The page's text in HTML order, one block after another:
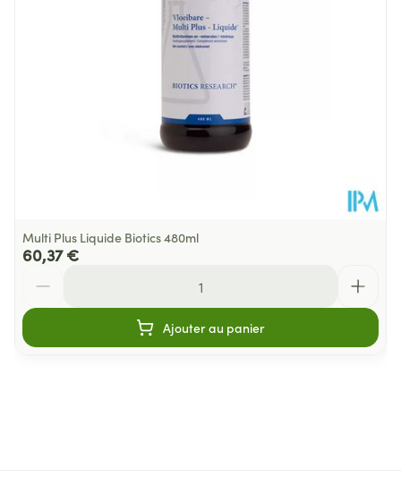
Multi Plus Liquide Biotics 480ml
60,37 €
Ajouter au panier